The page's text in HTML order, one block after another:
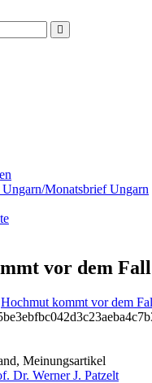
Ungarn/Monatsbrief Ungarn
vor dem Fall
Hochmut kommt vor dem
Meinungsartikel
Dr. Werner J. Patzelt